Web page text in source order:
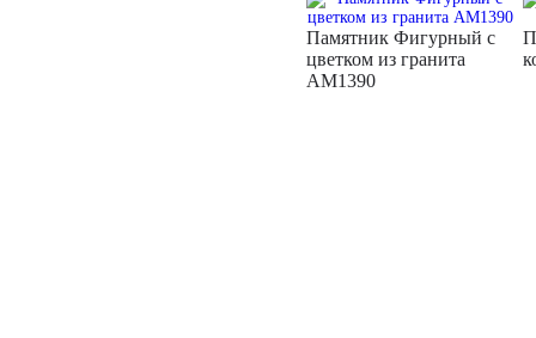
Памятник Фигурный с
цветком из гранита
AM1390